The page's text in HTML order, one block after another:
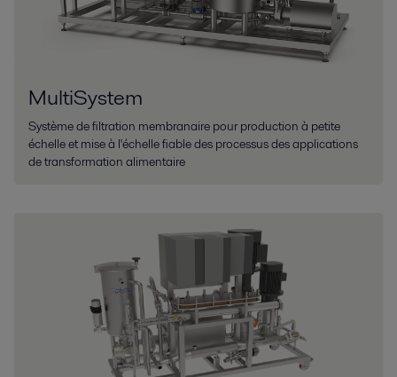
MultiSystem
Système de filtration membranaire pour production à petite
échelle et mise à l'échelle fiable des processus des applications
de transformation alimentaire